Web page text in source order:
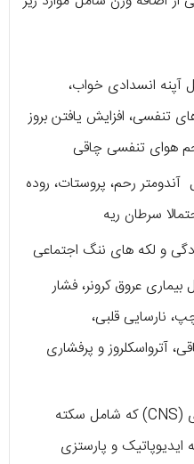
انسدادی خواب،
تنفسی، افزایش یافتن بروز
هوای تنفسی چاقی
رحم، پروستات، روده
سرطان ریه
و لکه های ننگ اجتماعی
عروق کرونر، فشار
نارسایی قلبی،
آترواسکلروز و پرفشاری
بیماری سیستم عصبی مرکزی (CNS) که شامل سکته
و پارستزی